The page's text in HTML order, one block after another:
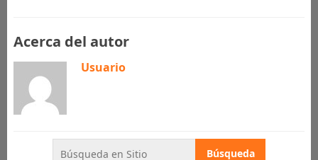
Acerca del autor
Usuario